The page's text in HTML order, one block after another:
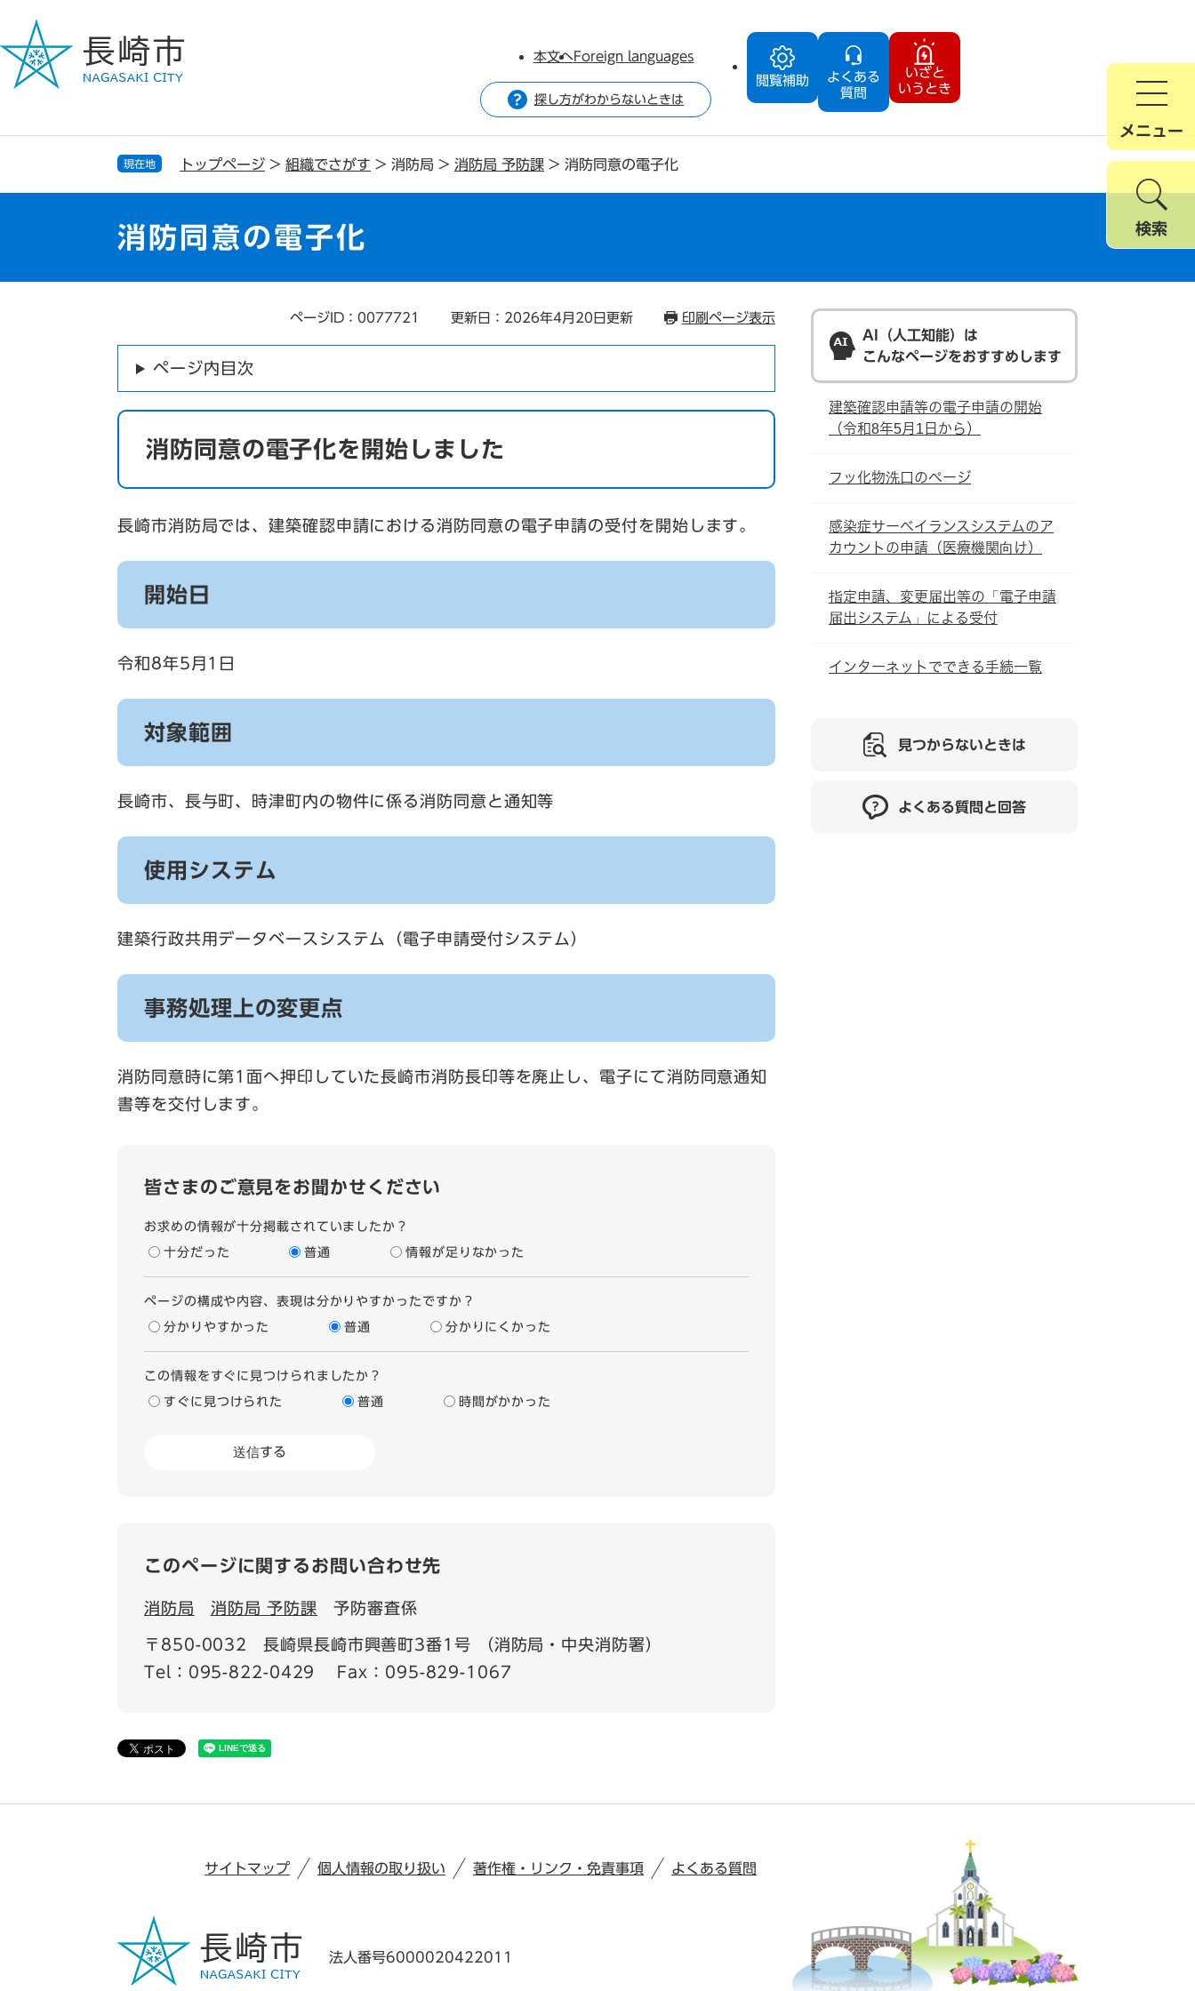
ジ
で
ュ
ば
閲覧補助
よくある
質問
いざと
いうとき
本文へForeign languages
探し方がわからないときは
メニュー
検索
現在地 トップページ > 組織でさがす > 消防局 > 消防局 予防課 > 消防同意の電子化
消防同意の電子化
ページID：0077721 更新日：2026年4月20日更新 印刷ページ表示
ページ内目次
消防同意の電子化を開始しました
長崎市消防局では、建築確認申請における消防同意の電子申請の受付を開始します。
開始日
令和8年5月1日
対象範囲
長崎市、長与町、時津町内の物件に係る消防同意と通知等
使用システム
建築行政共用データベースシステム（電子申請受付システム）
事務処理上の変更点
消防同意時に第1面へ押印していた長崎市消防長印等を廃止し、電子にて消防同意通知
書等を交付します。
皆さまのご意見をお聞かせください
お求めの情報が十分掲載されていましたか？
十分だった 普通 情報が足りなかった
ページの構成や内容、表現は分かりやすかったですか？
分かりやすかった 普通 分かりにくかった
この情報をすぐに見つけられましたか？
すぐに見つけられた 普通 時間がかかった
このページに関するお問い合わせ先
消防局 消防局 予防課 予防審査係
〒850-0032
長崎県長崎市興善町3番1号 （消防局・中央消防署）
Tel：095-822-0429
Fax：095-829-1067
AI（人工知能）は
こんなページをおすすめします
建築確認申請等の電子申請の開始
（令和8年5月1日から）
フッ化物洗口のページ
感染症サーベイランスシステムのア
カウントの申請（医療機関向け）
指定申請、変更届出等の「電子申請
届出システム」による受付
インターネットでできる手続一覧
見つからないときは
よくある質問と回答
サイトマップ 個人情報の取り扱い 著作権・リンク・免責事項 よくある質問
法人番号6000020422011